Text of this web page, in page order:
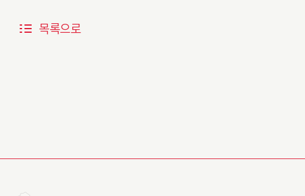
목록으로